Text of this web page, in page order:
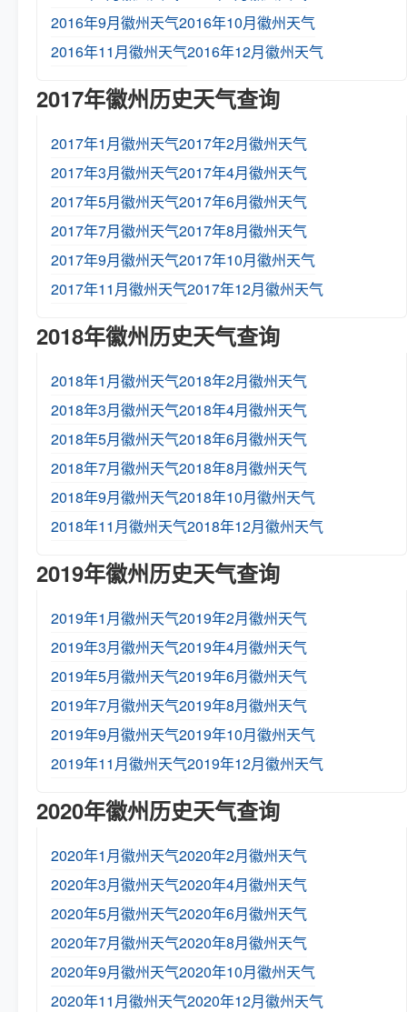
2016年9月徽州天气2016年10月徽州天气
2016年11月徽州天气2016年12月徽州天气
2017年徽州历史天气查询
2017年1月徽州天气2017年2月徽州天气
2017年3月徽州天气2017年4月徽州天气
2017年5月徽州天气2017年6月徽州天气
2017年7月徽州天气2017年8月徽州天气
2017年9月徽州天气2017年10月徽州天气
2017年11月徽州天气2017年12月徽州天气
2018年徽州历史天气查询
2018年1月徽州天气2018年2月徽州天气
2018年3月徽州天气2018年4月徽州天气
2018年5月徽州天气2018年6月徽州天气
2018年7月徽州天气2018年8月徽州天气
2018年9月徽州天气2018年10月徽州天气
2018年11月徽州天气2018年12月徽州天气
2019年徽州历史天气查询
2019年1月徽州天气2019年2月徽州天气
2019年3月徽州天气2019年4月徽州天气
2019年5月徽州天气2019年6月徽州天气
2019年7月徽州天气2019年8月徽州天气
2019年9月徽州天气2019年10月徽州天气
2019年11月徽州天气2019年12月徽州天气
2020年徽州历史天气查询
2020年1月徽州天气2020年2月徽州天气
2020年3月徽州天气2020年4月徽州天气
2020年5月徽州天气2020年6月徽州天气
2020年7月徽州天气2020年8月徽州天气
2020年9月徽州天气2020年10月徽州天气
2020年11月徽州天气2020年12月徽州天气